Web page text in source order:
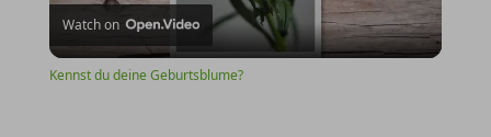
Video
Watch on
Kennst du deine Geburtsblume?